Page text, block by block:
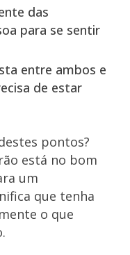
das
para se sentir
entre ambos e
de estar
pontos?
está no bom
um
que tenha
o que